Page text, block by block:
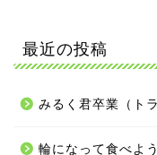
最近の投稿
みるく君卒業（ト
輪になって食べよう